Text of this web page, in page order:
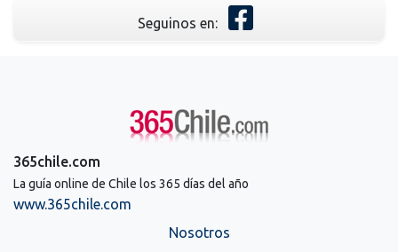
Seguinos en:
365chile.com
La guía online de Chile los 365 días del año
www.365chile.com
Nosotros